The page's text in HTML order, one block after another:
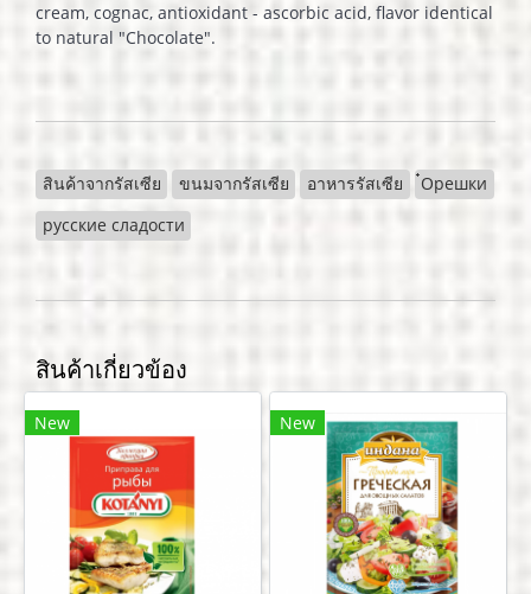
cream, cognac, antioxidant - ascorbic acid, flavor identical
to natural "Chocolate".
สินค้าจากรัสเซีย ขนมจากรัสเซีย อาหารรัสเซีย
๋Орешки
русские сладости
สินค้าเกี่ยวข้อง
New New